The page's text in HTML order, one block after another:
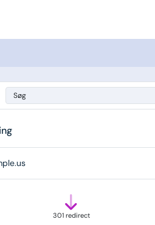
Søg
301 redirect